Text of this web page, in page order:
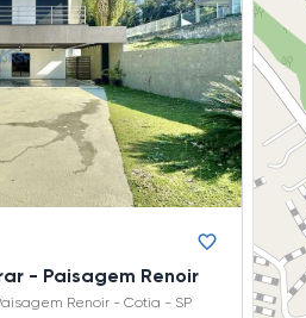
- Paisagem Renoir
Renoir - Cotia - SP